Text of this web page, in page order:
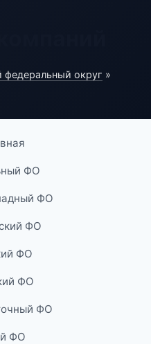
федеральный округ »
ФО
ФО
ФО
ФО
ФО
ФО
ФО